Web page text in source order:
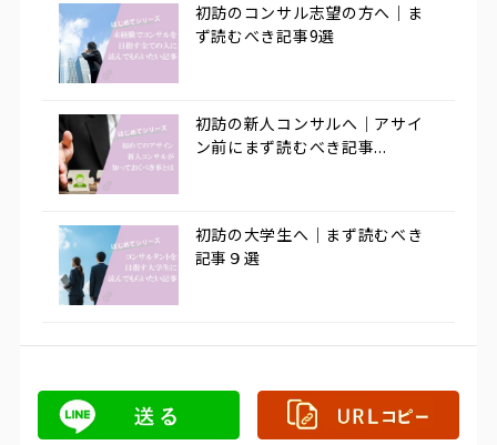
初訪のコンサル志望の方へ｜ま
ず読むべき記事9選
初訪の新人コンサルへ｜アサイ
ン前にまず読むべき記事...
初訪の大学生へ｜まず読むべき
記事９選